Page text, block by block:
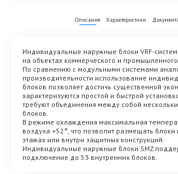
Описание Характеристики
Индивидуальные наружные блоки VRF-
на объектах коммерческого и
По сравнению с модульными системами
производительности использование
блоков позволяет достичь существенной
характеризуются простой и быстрой
требуют объединения между собой
блоков.
В режиме охлаждения максимальная
воздуха +52°, что позволит размещать блоки
этажах или внутри защитных конструкций.
Индивидуальные наружные блоки SMZ
подключение до 53 внутренних блоков.